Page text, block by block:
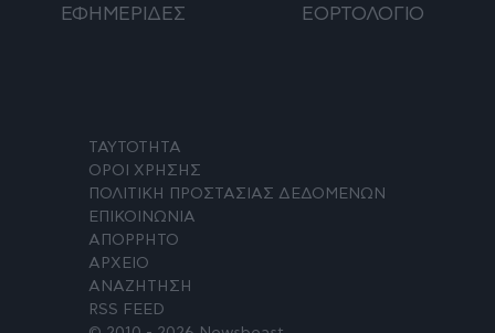
ΕΦΗΜΕΡΙΔΕΣ
ΕΟΡΤΟΛΟΓΙΟ
ΤΑΥΤΟΤΗΤΑ
ΟΡΟΙ ΧΡΗΣΗΣ
ΠΟΛΙΤΙΚΗ ΠΡΟΣΤΑΣΙΑΣ ΔΕΔΟΜΕΝΩΝ
ΕΠΙΚΟΙΝΩΝΙΑ
ΑΠΟΡΡΗΤΟ
ΑΡΧΕΙΟ
ΑΝΑΖΗΤΗΣΗ
RSS FEED